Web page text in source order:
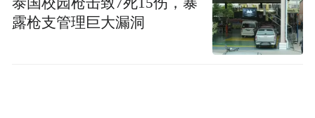
露枪支管理巨大漏洞